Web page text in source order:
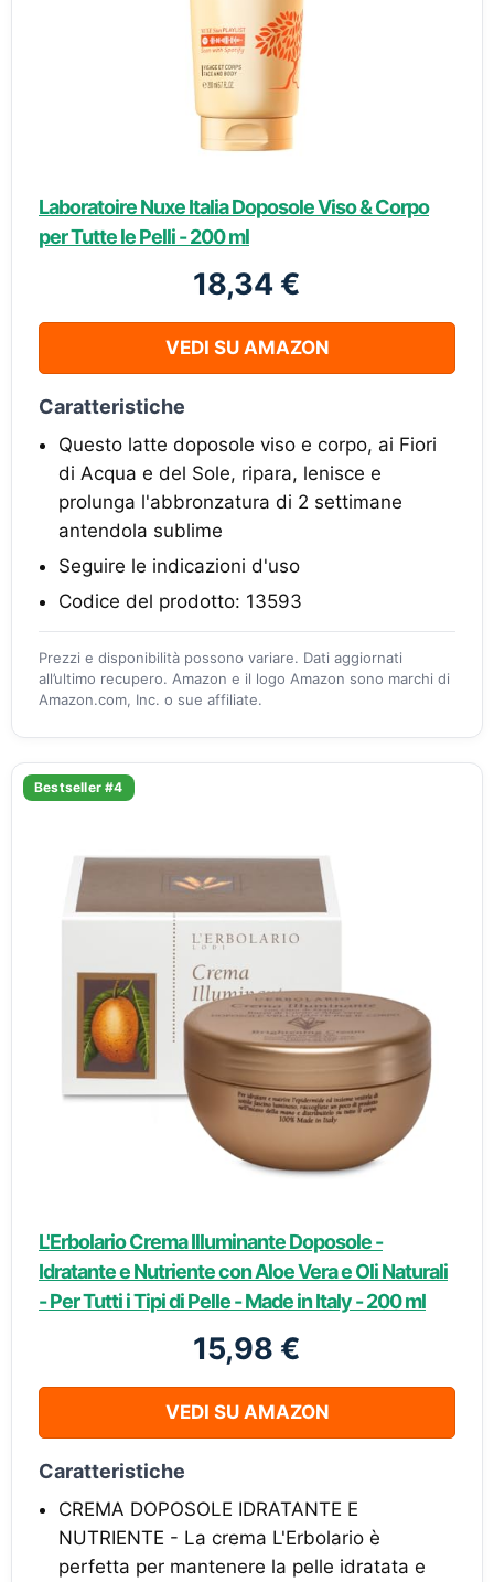
Laboratoire Nuxe Italia Doposole Viso & Corpo
per Tutte le Pelli - 200 ml
18,34 €
VEDI SU AMAZON
Caratteristiche
Questo latte doposole viso e corpo, ai Fiori
di Acqua e del Sole, ripara, lenisce e
prolunga l'abbronzatura di 2 settimane
antendola sublime
Seguire le indicazioni d'uso
Codice del prodotto: 13593
Prezzi e disponibilità possono variare. Dati aggiornati
all’ultimo recupero. Amazon e il logo Amazon sono marchi di
Amazon.com, Inc. o sue affiliate.
Bestseller #4
L'Erbolario Crema Illuminante Doposole -
Idratante e Nutriente con Aloe Vera e Oli Naturali
- Per Tutti i Tipi di Pelle - Made in Italy - 200 ml
15,98 €
VEDI SU AMAZON
Caratteristiche
CREMA DOPOSOLE IDRATANTE E
NUTRIENTE - La crema L'Erbolario è
perfetta per mantenere la pelle idratata e